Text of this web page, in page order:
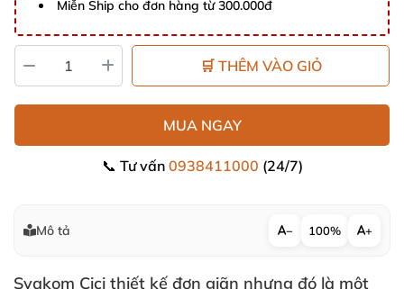
Miễn Ship cho đơn hàng từ 300.000đ
🛒 THÊM VÀO GIỎ
MUA NGAY
📞 Tư vấn 0938411000 (24/7)
Mô tả − 100% +
Svakom Cici thiết kế đơn giãn nhưng đó là một